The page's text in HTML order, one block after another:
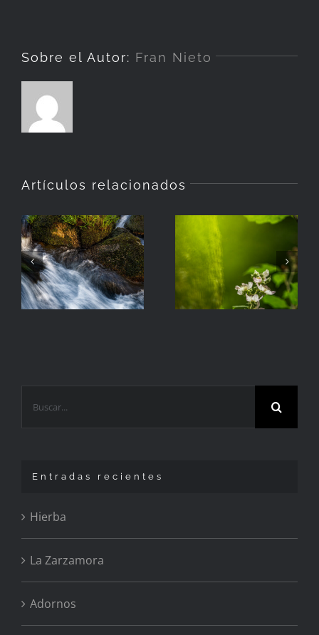
Sobre el Autor: Fran Nieto
Artículos relacionados
Hierba
Zarzamora
Entradas recientes
Hierba
La Zarzamora
Adornos